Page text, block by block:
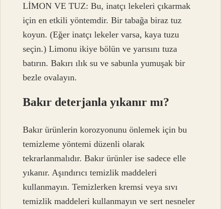
LİMON VE TUZ: Bu, inatçı lekeleri çıkarmak
için en etkili yöntemdir. Bir tabağa biraz tuz
koyun. (Eğer inatçı lekeler varsa, kaya tuzu
seçin.) Limonu ikiye bölün ve yarısını tuza
batırın. Bakırı ılık su ve sabunla yumuşak bir
bezle ovalayın.
Bakır deterjanla yıkanır mı?
Bakır ürünlerin korozyonunu önlemek için bu
temizleme yöntemi düzenli olarak
tekrarlanmalıdır. Bakır ürünler ise sadece elle
yıkanır. Aşındırıcı temizlik maddeleri
kullanmayın. Temizlerken kremsi veya sıvı
temizlik maddeleri kullanmayın ve sert nesneler